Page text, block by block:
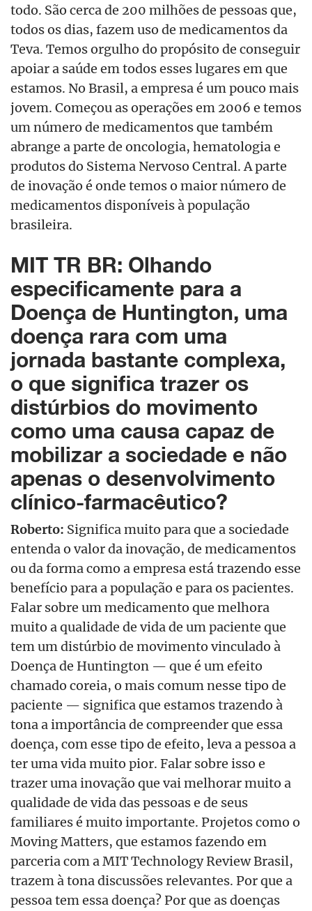
todo. São cerca de 200 milhões de pessoas que,
todos os dias, fazem uso de medicamentos da
Teva. Temos orgulho do propósito de conseguir
apoiar a saúde em todos esses lugares em que
estamos. No Brasil, a empresa é um pouco mais
jovem. Começou as operações em 2006 e temos
um número de medicamentos que também
abrange a parte de oncologia, hematologia e
produtos do Sistema Nervoso Central. A parte
de inovação é onde temos o maior número de
medicamentos disponíveis à população
brasileira.
MIT TR BR: Olhando
especificamente para a
Doença de Huntington, uma
doença rara com uma
jornada bastante complexa,
o que significa trazer os
distúrbios do movimento
como uma causa capaz de
mobilizar a sociedade e não
apenas o desenvolvimento
clínico-farmacêutico?
Roberto: Significa muito para que a sociedade
entenda o valor da inovação, de medicamentos
ou da forma como a empresa está trazendo esse
benefício para a população e para os pacientes.
Falar sobre um medicamento que melhora
muito a qualidade de vida de um paciente que
tem um distúrbio de movimento vinculado à
Doença de Huntington — que é um efeito
chamado coreia, o mais comum nesse tipo de
paciente — significa que estamos trazendo à
tona a importância de compreender que essa
doença, com esse tipo de efeito, leva a pessoa a
ter uma vida muito pior. Falar sobre isso e
trazer uma inovação que vai melhorar muito a
qualidade de vida das pessoas e de seus
familiares é muito importante. Projetos como o
Moving Matters, que estamos fazendo em
parceria com a MIT Technology Review Brasil,
trazem à tona discussões relevantes. Por que a
pessoa tem essa doença? Por que as doenças